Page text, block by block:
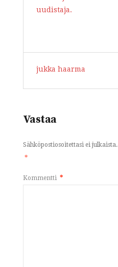
uudistaja.
jukka haarma
Vastaa
Sähköpostiosoitettasi ei julkaista.
*
Kommentti *